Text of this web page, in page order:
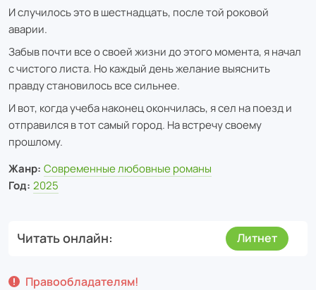
И случилось это в шестнадцать, после той роковой
аварии.
Забыв почти все о своей жизни до этого момента, я начал
с чистого листа. Но каждый день желание выяснить
правду становилось все сильнее.
И вот, когда учеба наконец окончилась, я сел на поезд и
отправился в тот самый город. На встречу своему
прошлому.
Жанр: Современные любовные романы
Год: 2025
Читать онлайн Литнет
Правообладателям!